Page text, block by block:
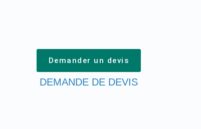
Demander un devis
DEMANDE DE DEVIS